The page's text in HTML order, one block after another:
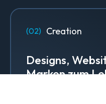
Creation
Designs,
Marken zum